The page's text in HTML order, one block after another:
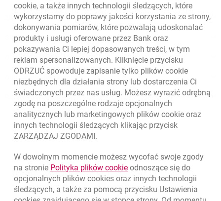
Złóż wniosek przez internet
Skontaktuj się ze Specjalistą
O banku
Odpowiedzialny biznes
Regulacje zewnętrzne
cookie, a także innych technologii śledzących, które
wykorzystamy do poprawy jakości korzystania ze strony,
dokonywania pomiarów, które pozwalają udoskonalać
produkty i usługi oferowane przez Bank oraz
pokazywania Ci lepiej dopasowanych treści, w tym
reklam spersonalizowanych. Kliknięcie przycisku
ODRZUĆ spowoduje zapisanie tylko plików cookie
niezbędnych dla działania strony lub dostarczenia Ci
świadczonych przez nas usług. Możesz wyrazić odrębną
zgodę na poszczególne rodzaje opcjonalnych
analitycznych lub marketingowych plików cookie oraz
innych technologii śledzących klikając przycisk
ZARZĄDZAJ ZGODAMI.
W dowolnym momencie możesz wycofać swoje zgody
na stronie Polityka plików cookielink otwiera się w nowym
odnoszące się do
opcjonalnych plików cookies oraz innych technologii
śledzących, a także za pomocą przycisku Ustawienia